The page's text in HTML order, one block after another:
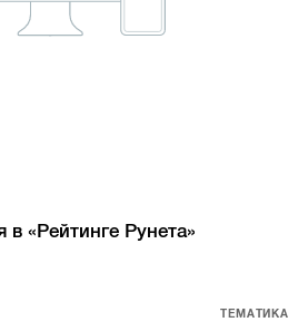
в «Рейтинге Рунета»
ТЕМАТИКА